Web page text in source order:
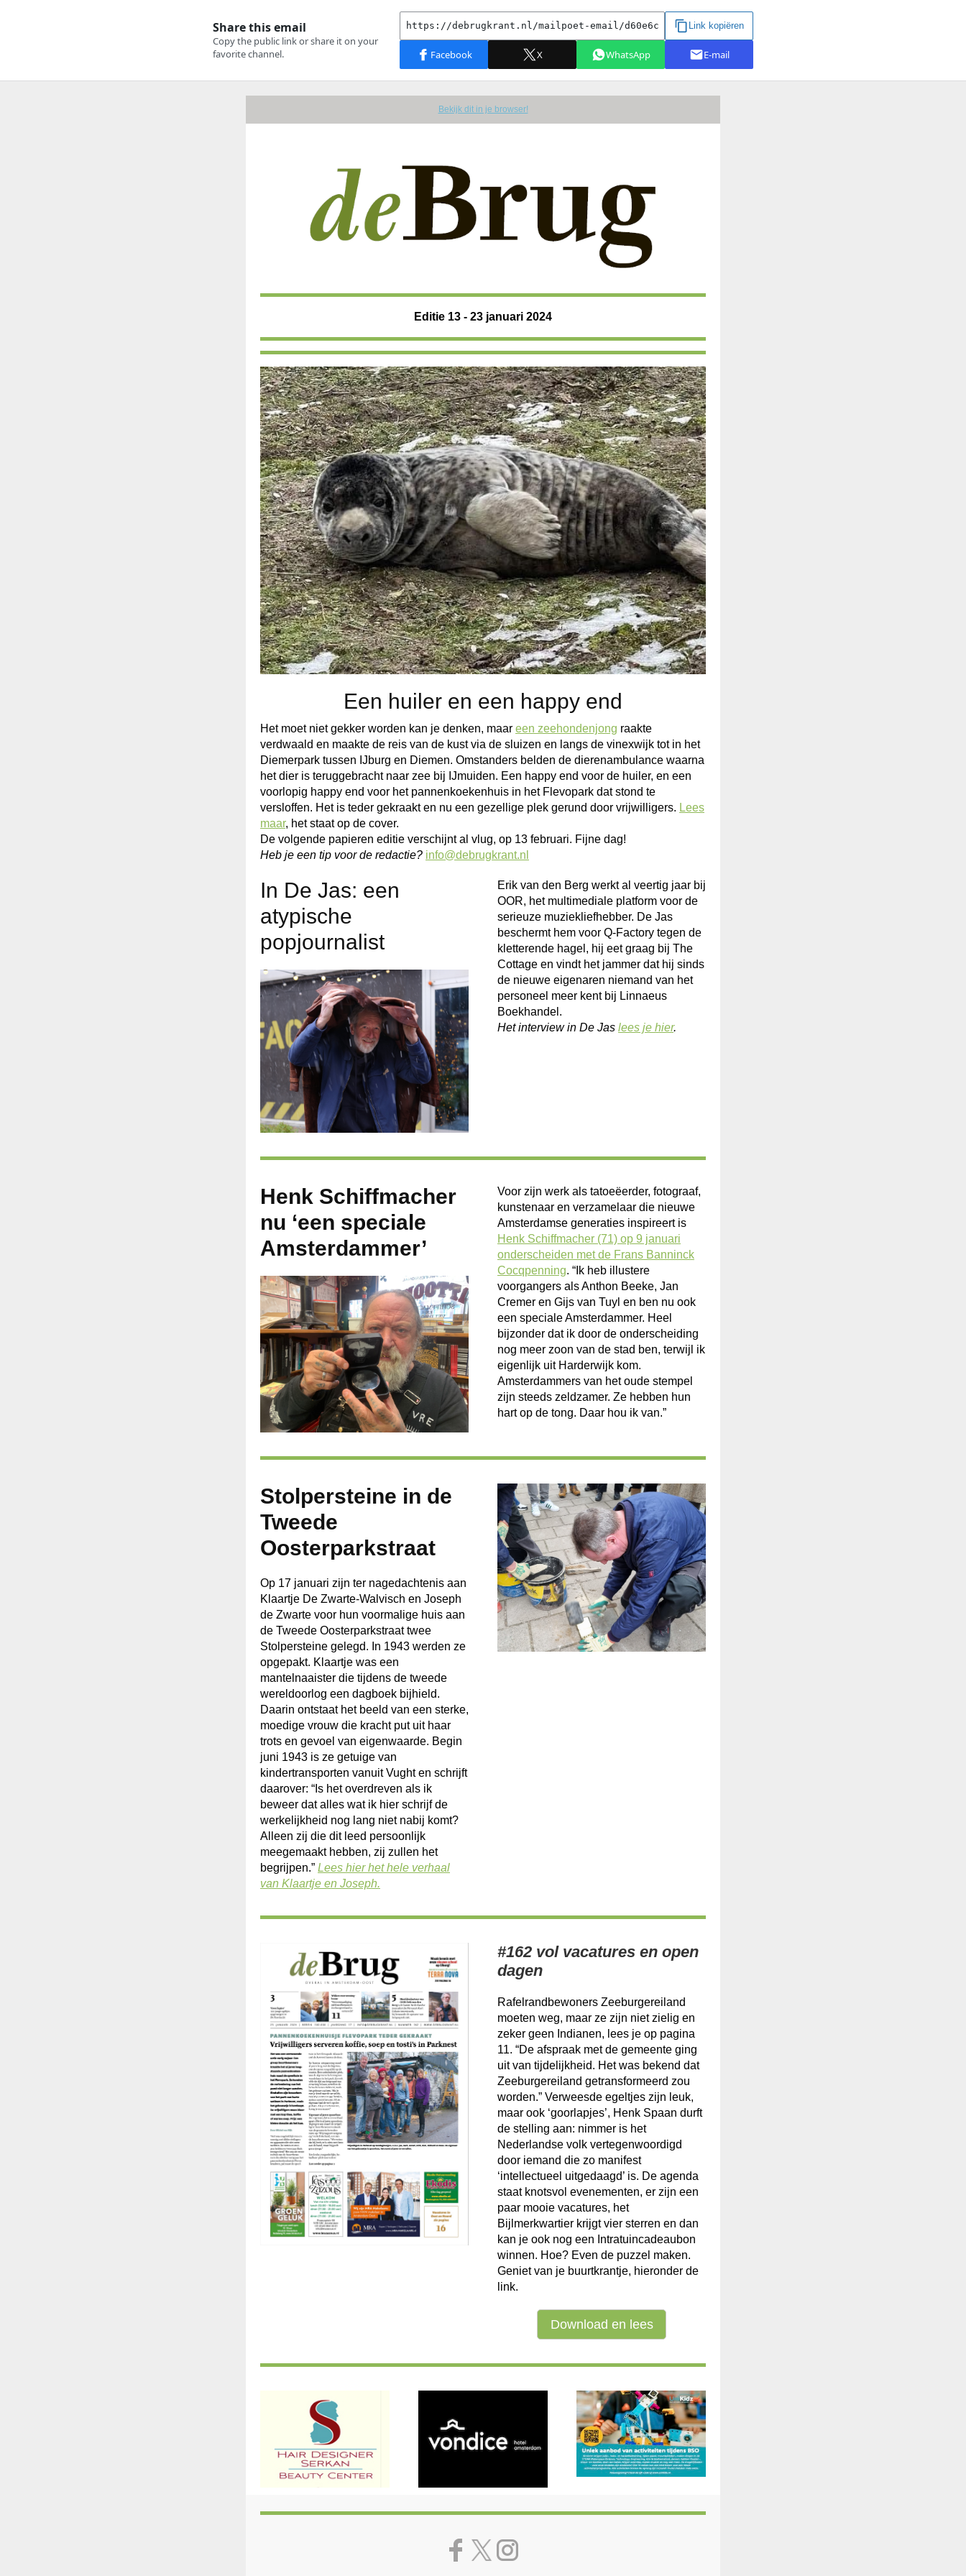
Bekijk dit in je browser!
Editie 13 - 23 januari 2024
Een huiler en een happy end
Het moet niet gekker worden kan je denken, maar een zeehondenjong raakte
verdwaald en maakte de reis van de kust via de sluizen en langs de vinexwijk tot in het
Diemerpark tussen IJburg en Diemen. Omstanders belden de dierenambulance waarna
het dier is teruggebracht naar zee bij IJmuiden. Een happy end voor de huiler, en een
voorlopig happy end voor het pannenkoekenhuis in het Flevopark dat stond te
versloffen. Het is teder gekraakt en nu een gezellige plek gerund door vrijwilligers. Lees
maar, het staat op de cover.
De volgende papieren editie verschijnt al vlug, op 13 februari. Fijne dag!
Heb je een tip voor de redactie? info@debrugkrant.nl
In De Jas: een
atypische
popjournalist
Erik van den Berg werkt al veertig jaar bij
OOR, het multimediale platform voor de
serieuze muziekliefhebber. De Jas
beschermt hem voor Q-Factory tegen de
kletterende hagel, hij eet graag bij The
Cottage en vindt het jammer dat hij sinds
de nieuwe eigenaren niemand van het
personeel meer kent bij Linnaeus
Boekhandel.
Het interview in De Jas lees je hier.
Henk Schiffmacher
nu ‘een speciale
Amsterdammer’
Voor zijn werk als tatoeëerder, fotograaf,
kunstenaar en verzamelaar die nieuwe
Amsterdamse generaties inspireert is
Henk Schiffmacher (71) op 9 januari
onderscheiden met de Frans Banninck
Cocqpenning. “Ik heb illustere
voorgangers als Anthon Beeke, Jan
Cremer en Gijs van Tuyl en ben nu ook
een speciale Amsterdammer. Heel
bijzonder dat ik door de onderscheiding
nog meer zoon van de stad ben, terwijl ik
eigenlijk uit Harderwijk kom.
Amsterdammers van het oude stempel
zijn steeds zeldzamer. Ze hebben hun
hart op de tong. Daar hou ik van.”
Stolpersteine in de
Tweede
Oosterparkstraat
Op 17 januari zijn ter nagedachtenis aan
Klaartje De Zwarte-Walvisch en Joseph
de Zwarte voor hun voormalige huis aan
de Tweede Oosterparkstraat twee
Stolpersteine gelegd. In 1943 werden ze
opgepakt. Klaartje was een
mantelnaaister die tijdens de tweede
wereldoorlog een dagboek bijhield.
Daarin ontstaat het beeld van een sterke,
moedige vrouw die kracht put uit haar
trots en gevoel van eigenwaarde. Begin
juni 1943 is ze getuige van
kindertransporten vanuit Vught en schrijft
daarover: “Is het overdreven als ik
beweer dat alles wat ik hier schrijf de
werkelijkheid nog lang niet nabij komt?
Alleen zij die dit leed persoonlijk
meegemaakt hebben, zij zullen het
begrijpen.” Lees hier het hele verhaal
van Klaartje en Joseph.
#162 vol vacatures en open
dagen
Rafelrandbewoners Zeeburgereiland
moeten weg, maar ze zijn niet zielig en
zeker geen Indianen, lees je op pagina
11. “De afspraak met de gemeente ging
uit van tijdelijkheid. Het was bekend dat
Zeeburgereiland getransformeerd zou
worden.” Verweesde egeltjes zijn leuk,
maar ook ‘goorlapjes’, Henk Spaan durft
de stelling aan: nimmer is het
Nederlandse volk vertegenwoordigd
door iemand die zo manifest
‘intellectueel uitgedaagd’ is. De agenda
staat knotsvol evenementen, er zijn een
paar mooie vacatures, het
Bijlmerkwartier krijgt vier sterren en dan
kan je ook nog een Intratuincadeaubon
winnen. Hoe? Even de puzzel maken.
Geniet van je buurtkrantje, hieronder de
link.
Download en lees